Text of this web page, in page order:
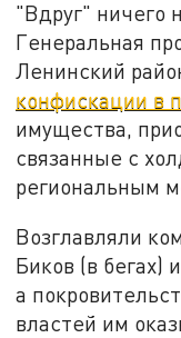
"Вдруг" ничего
Генеральная
Ленинский
конфискации в
имущества,
связанные с
региональным
Возглавляли
Биков (в бегах)
а
властей им